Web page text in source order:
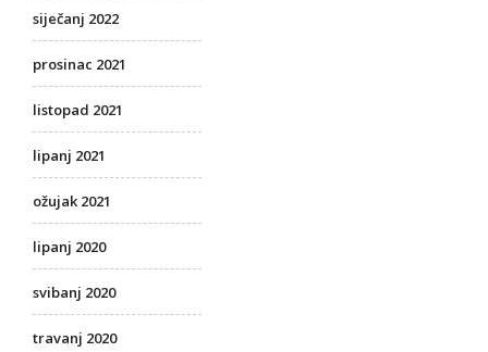
siječanj 2022
prosinac 2021
listopad 2021
lipanj 2021
ožujak 2021
lipanj 2020
svibanj 2020
travanj 2020